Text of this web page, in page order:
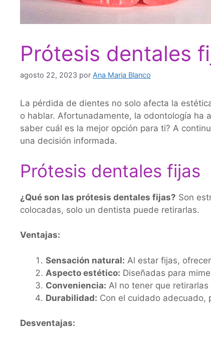
Prótesis dentales
agosto 22, 2023 por Ana Maria Blanco
La pérdida de dientes no solo afecta la
o hablar. Afortunadamente, la odontología ha
saber cuál es la mejor opción para ti? A
una decisión informada.
Prótesis dentales fijas
¿Qué son las prótesis dentales fijas? Son
colocadas, solo un dentista puede retirarlas.
Ventajas:
Sensación natural: Al estar fijas,
Aspecto estético: Diseñadas para
Conveniencia: Al no tener que
Durabilidad: Con el cuidado adecuado,
Desventajas: